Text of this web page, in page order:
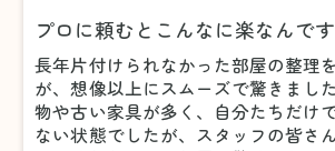
プロに頼むとこんなに楽なんです
長年片付けられなかった部屋の整理
が、想像以上にスムーズで驚きまし
物や古い家具が多く、自分たちだけ
ない状態でしたが、スタッフの皆さ